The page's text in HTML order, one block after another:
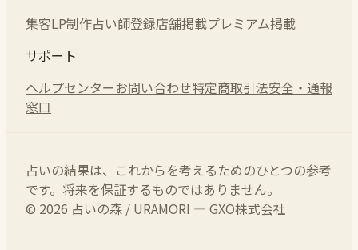
集客LP制作占い師登録店舗掲載プレミアム掲載
サポート
ヘルプセンターお問い合わせ特定商取引法安全・通報
窓口
占いの結果は、これからを考えるためのひとつの参考
です。将来を保証するものではありません。
© 2026 占いの森 / URAMORI — GXO株式会社